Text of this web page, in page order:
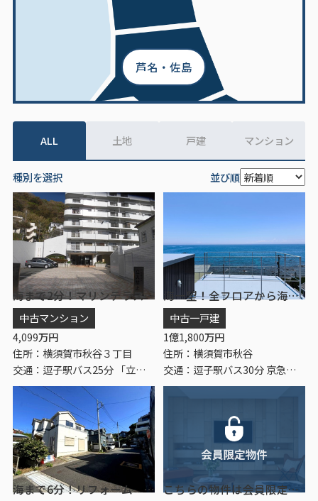
芦名・佐島
ALL 土地 戸建 マンション
種別を選択 並び順
海まで2分！マリンテラス南葉山 5階
中古マンション
4,099万円
住所：横須賀市秋谷３丁目
交通：逗子駅バス25分 「立石」 停歩1分
海一望！全フロアから海を望む リゾートハウス
中古一戸建
1億1,800万円
住所：横須賀市秋谷
交通：逗子駅バス30分 京急バス「久留和」 停歩4分
海まで6分！リフォーム 自然を感じられる 4LDK こちらの物件は会員限定物件です。